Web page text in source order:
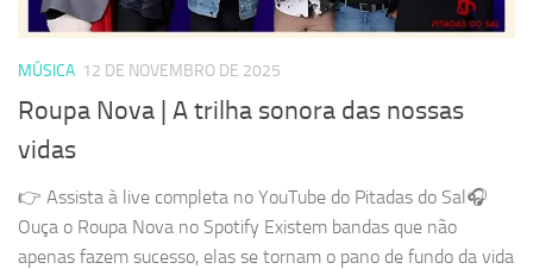
MÚSICA 12 DE NOVEMBRO DE 2025
Roupa Nova | A trilha sonora das nossas
vidas
👉 Assista à live completa no YouTube do Pitadas do Sal🎧
Ouça o Roupa Nova no Spotify Existem bandas que não
apenas fazem sucesso, elas se tornam o pano de fundo da vida